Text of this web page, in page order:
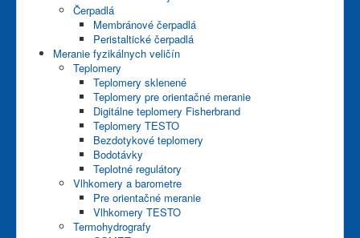
Čerpadlá
Membránové čerpadlá
Peristaltické čerpadlá
Meranie fyzikálnych veličín
Teplomery
Teplomery sklenené
Teplomery pre orientačné meranie
Digitálne teplomery Fisherbrand
Teplomery TESTO
Bezdotykové teplomery
Bodotávky
Teplotné regulátory
Vlhkomery a barometre
Pre orientačné meranie
Vlhkomery TESTO
Termohydrografy